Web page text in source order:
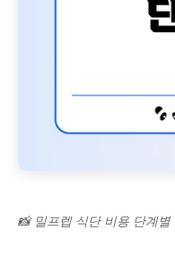
📸 밀프렙 식단 비용 단계별